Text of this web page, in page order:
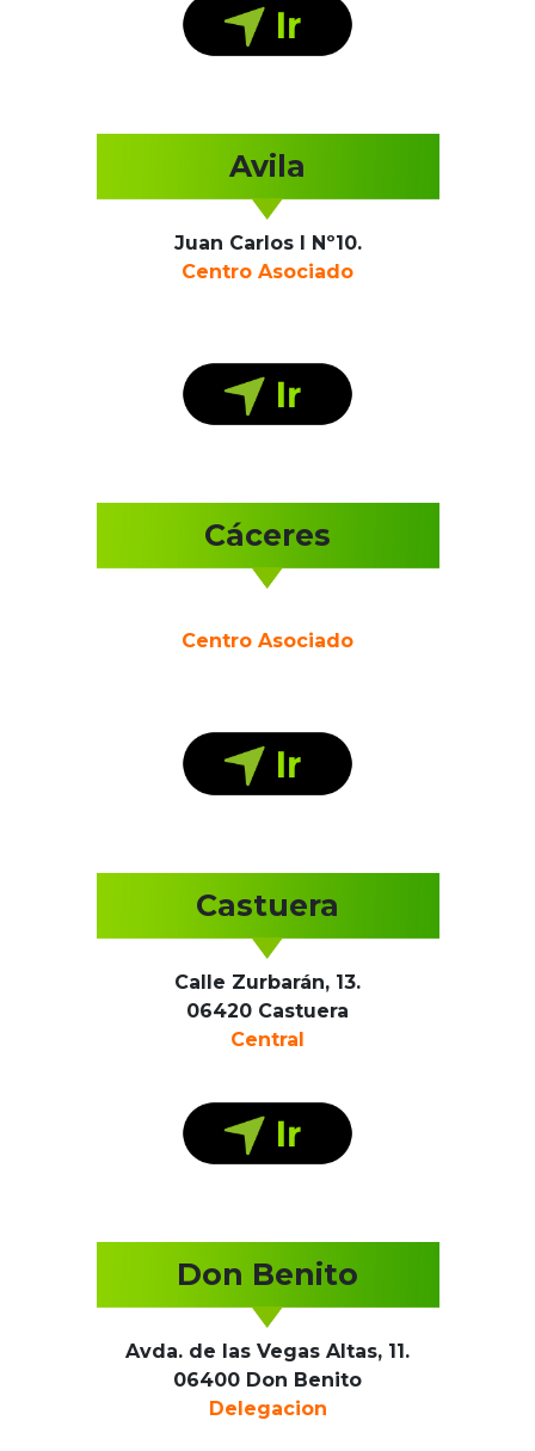
Avila
Juan Carlos I Nº10.
Centro Asociado
Cáceres
Centro Asociado
Castuera
Calle Zurbarán, 13.
06420 Castuera
Central
Don Benito
Avda. de las Vegas Altas, 11.
06400 Don Benito
Delegacion